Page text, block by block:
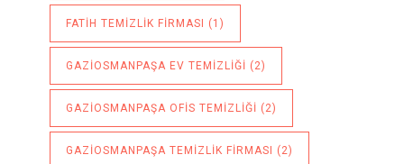
FATIH TEMIZLIK FIRMASI (1)
GAZIOSMANPAŞA EV TEMIZLIĞI (2)
GAZIOSMANPAŞA OFIS TEMIZLIĞI (2)
GAZIOSMANPAŞA TEMIZLIK FIRMASI (2)